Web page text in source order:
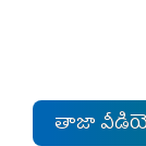
తాజా